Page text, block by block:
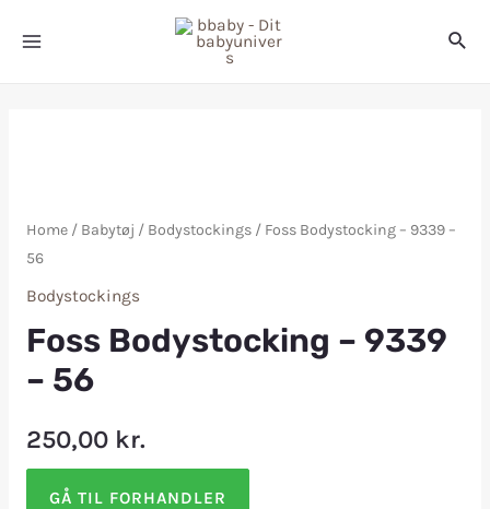
Home/ Babytøj / Bodystockings/ Foss Bodystocking – 9339 –
56
Bodystockings
Foss Bodystocking – 9339
– 56
250,00 kr.
GÅ TIL FORHANDLER